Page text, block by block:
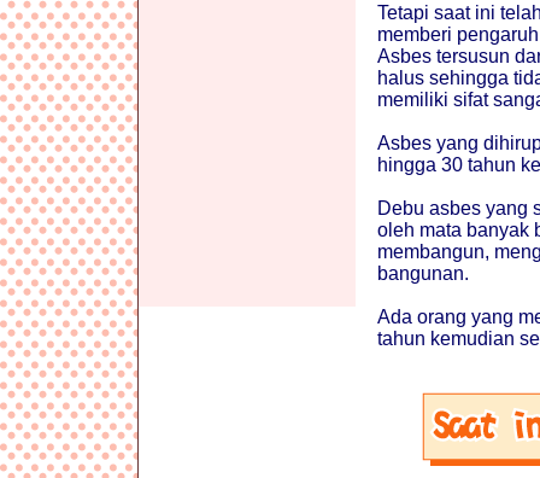
Tetapi saat ini
memberi
Asbes tersusun
halus sehingga
memiliki sifat
Asbes yang
hingga 30 tahun
Debu asbes yang
oleh mata banyak
membangun,
bangunan.
Ada orang yang
tahun kemudian